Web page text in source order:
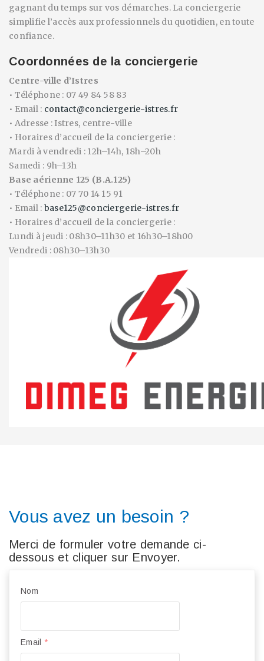
gagnant du temps sur vos démarches. La conciergerie
simplifie l’accès aux professionnels du quotidien, en toute
confiance.
Coordonnées de la conciergerie
Centre-ville d’Istres
• Téléphone : 07 49 84 58 83
• Email : contact@conciergerie-istres.fr
• Adresse : Istres, centre-ville
• Horaires d’accueil de la conciergerie :
Mardi à vendredi : 12h–14h, 18h–20h
Samedi : 9h–13h
Base aérienne 125 (B.A.125)
• Téléphone : 07 70 14 15 91
• Email : base125@conciergerie-istres.fr
• Horaires d’accueil de la conciergerie :
Lundi à jeudi : 08h30–11h30 et 16h30–18h00
Vendredi : 08h30–13h30
Vous avez un besoin ?
Merci de formuler votre demande ci-
dessous et cliquer sur Envoyer.
Nom
Email *